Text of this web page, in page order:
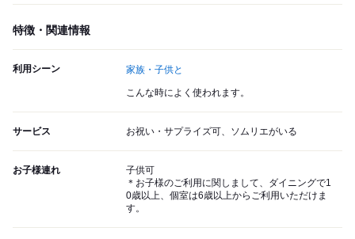
特徴・関連情報
利用シーン 家族・子供と
こんな時によく使われます。
サービス お祝い・サプライズ可、ソムリエがいる
お子様連れ
子供可
＊お子様のご利用に関しまして、ダイニングで1
0歳以上、個室は6歳以上からご利用いただけま
す。